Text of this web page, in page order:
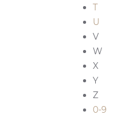
T
U
V
W
X
Y
Z
0-9